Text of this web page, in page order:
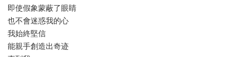
即使假象蒙蔽了眼睛
也不會迷惑我的心
我始終堅信
能親手創造出奇迹